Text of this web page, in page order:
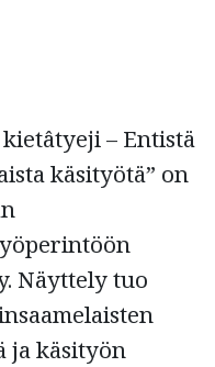
– Entistä
käsityötä” on
Näyttely tuo
ja käsityön